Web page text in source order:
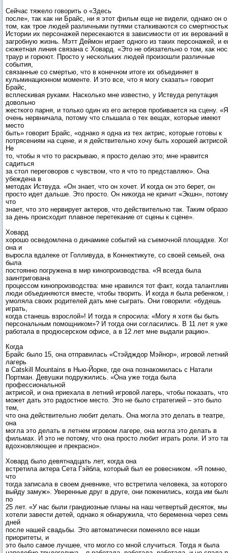
Сейчас тяжело говорить о «Здесь
после», так как ни Брайс, ни я этот фильм еще не видели, однако он о
том, как трое людей различными путями сталкиваются со
Истории их персонажей пересекаются в зависимости от их верований в
загробную жизнь. Мэтт Деймон играет одного из таких персонажей, и
сюжетная линия связана с Ховард. «Это не обязательно о том, как
траур и горюют. Просто у нескольких людей произошли различные
события,
связанные со смертью, что в конечном итоге их объединяет в
кульминационном моменте. И это все, что я могу сказать» говорит
Брайс,
всплескивая руками. Насколько мне известно, у Иствуда репутация
довольно
жесткого парня, и только один из его актеров пробивается на сцену. «Я
очень нервничала, потому что слышала о тех вещах, которые имеют
место
быть» говорит Брайс, «однако я одна из тех актрис, которые готовы к
потрясениям на сцене, и я действительно хочу быть хорошей
Не
то, чтобы я что то раскрываю, я просто делаю это; мне нравится
садиться
за стол переговоров с чувством, что я что то представляю». Она
убеждена в
методах Иствуда. «Он знает, что он хочет. И когда он это берет, он
просто идет дальше. Это просто. Он никогда не кричит «Экшн», потому
что
знает, что это нервирует актеров, что действительно так. Таким
за день происходит плавное перетекание от сцены к сцене».
Ховард
хорошо осведомлена о динамике событий на съемочной площадке.
она и
выросла вдалеке от Голливуда, в Коннектикуте, со своей семьей, она
была
постоянно погружена в мир кинопроизводства. «Я всегда была
заинтригована
процессом кинопроизводства: мне нравился тот факт, когда
люди объединяются вместе, чтобы творить. И когда я была ребенком,
умоляла своих родителей дать мне сыграть. Они говорили: «будешь
играть,
когда станешь взрослой»! И тогда я спросила: «Могу я хотя бы быть
персональным помощником»? И тогда они согласились. В 11 лет я уже
работала в продюсерском офисе, а в 12 лет мне выдали рацию».
Когда
Брайс было 15, она отправилась «Стэйдждор Мэйнор», игровой летний
лагерь
в Catskill Mountains в Нью-Йорке, где она познакомилась с Натали
Портман. Девушки подружились. «Она уже тогда была
профессиональной
актрисой, и она приехала в летний игровой лагерь, чтобы показать, что
может дать это радостное место. Это не было стратегией – это было
тем,
что она действительно любит делать. Она могла это делать в театре,
она
могла это делать в летнем игровом лагере, она могла это делать в
фильмах. И это не потому, что она просто любит играть роли. И это
вдохновляющее и прекрасно».
Ховард было девятнадцать лет, когда она
встретила актера Сета Гэйбла, который был ее ровесником. «Я помню,
что
тогда записала в своем дневнике, что встретила человека, за которого
выйду замуж». Уверенные друг в друге, они поженились, когда им
по
25 лет. «У нас были грандиозные планы на наш четвертый десяток, мы
хотели завести детей, однако я обнаружила, что беременна через
дней
после нашей свадьбы. Это автоматически поменяло все наши
приоритеты, и
это было самое лучшее, что могло со мной случиться. Тогда я была